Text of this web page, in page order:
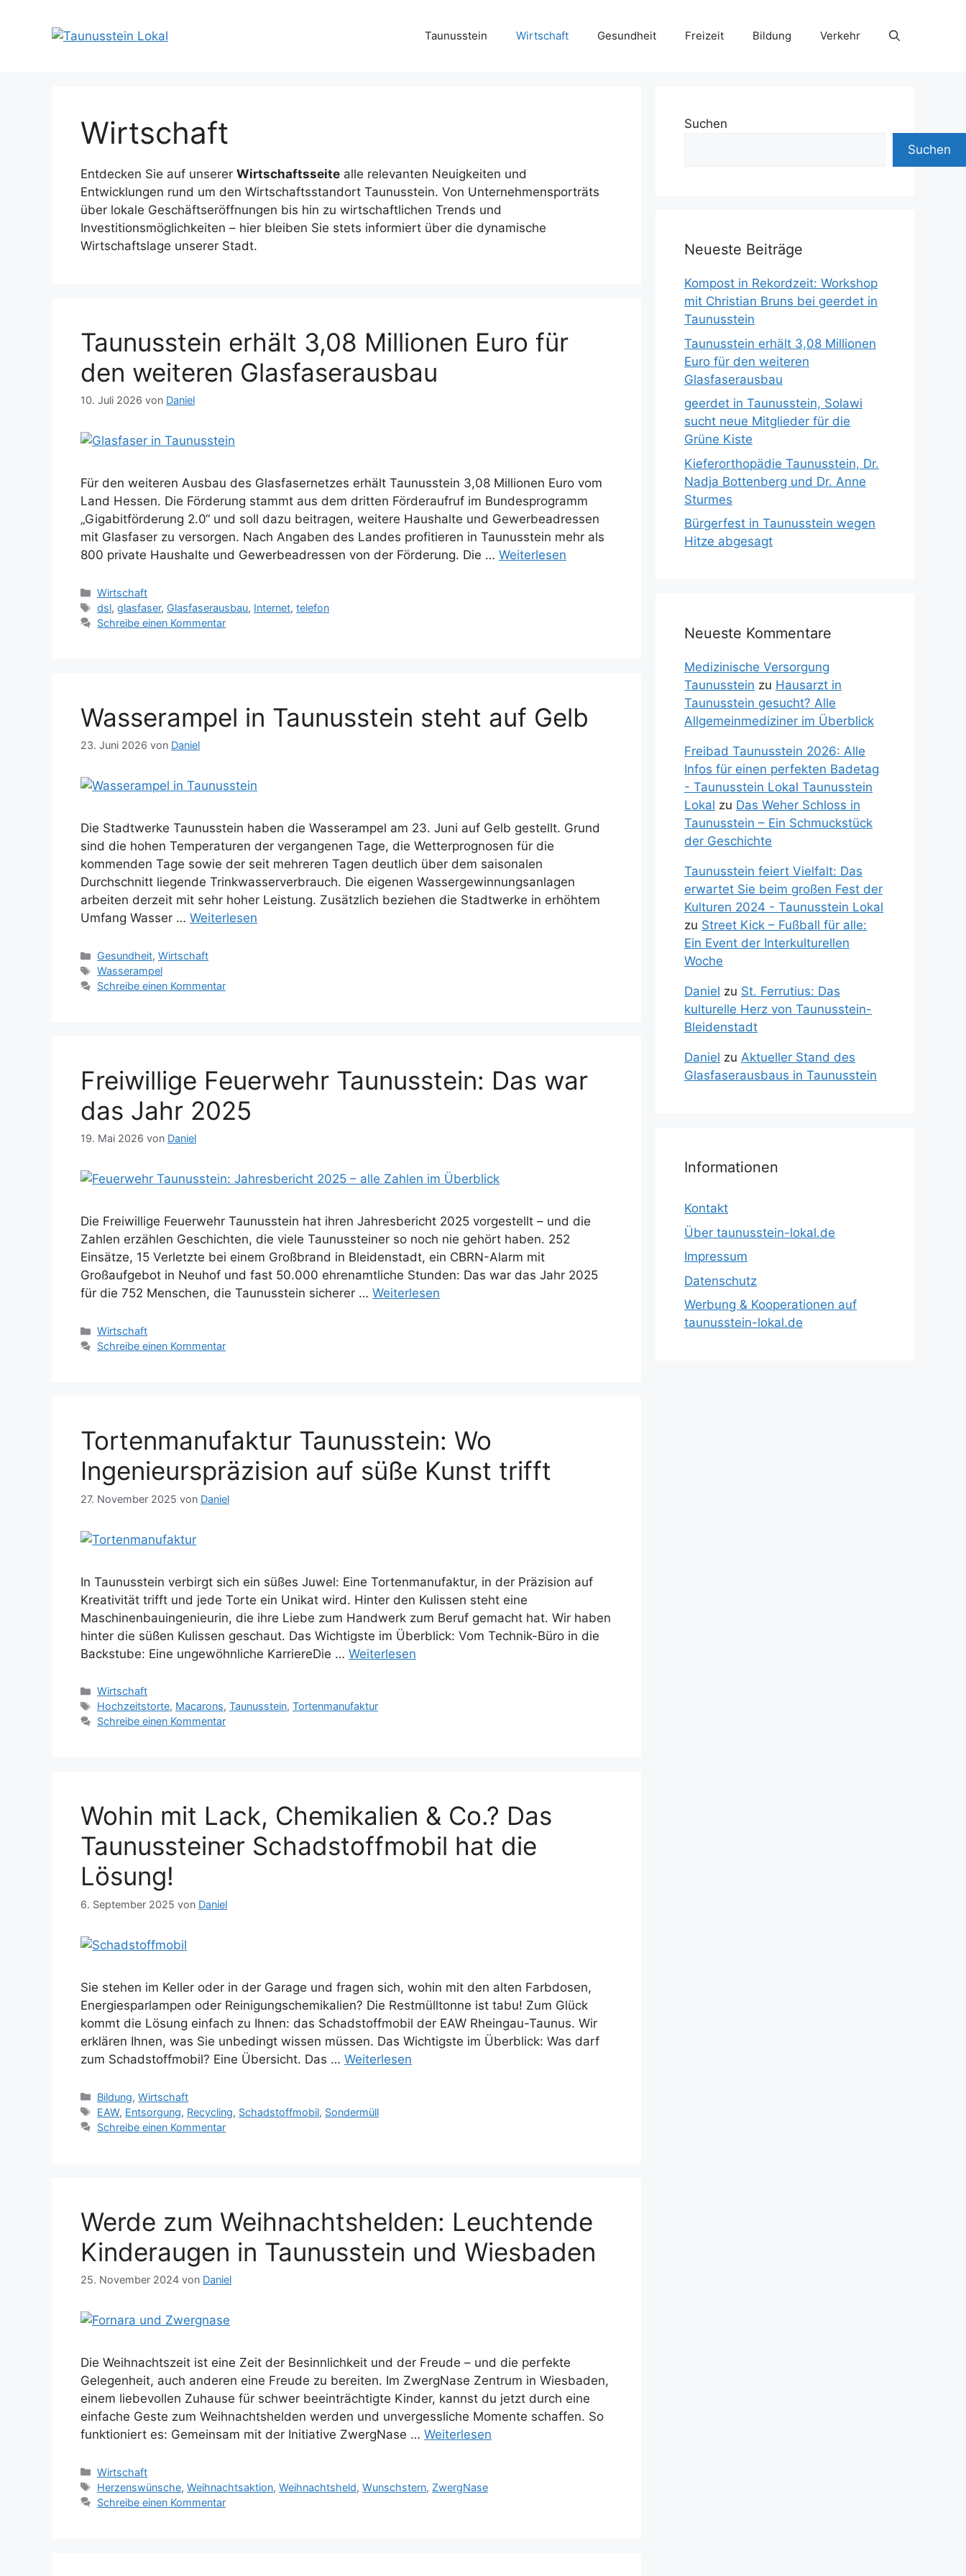
Taunusstein Wirtschaft Gesundheit Freizeit Bildung Verkehr
Wirtschaft
Entdecken Sie auf unserer Wirtschaftsseite alle relevanten Neuigkeiten und
Entwicklungen rund um den Wirtschaftsstandort Taunusstein. Von Unternehmensporträts
über lokale Geschäftseröffnungen bis hin zu wirtschaftlichen Trends und
Investitionsmöglichkeiten – hier bleiben Sie stets informiert über die dynamische
Wirtschaftslage unserer Stadt.
Taunusstein erhält 3,08 Millionen Euro für
den weiteren Glasfaserausbau
10. Juli 2026 von Daniel
Für den weiteren Ausbau des Glasfasernetzes erhält Taunusstein 3,08 Millionen Euro vom
Land Hessen. Die Förderung stammt aus dem dritten Förderaufruf im Bundesprogramm
„Gigabitförderung 2.0“ und soll dazu beitragen, weitere Haushalte und Gewerbeadressen
mit Glasfaser zu versorgen. Nach Angaben des Landes profitieren in Taunusstein mehr als
800 private Haushalte und Gewerbeadressen von der Förderung. Die … Weiterlesen
Kategorien
Wirtschaft
Schlagwörter
dsl,glasfaser, Glasfaserausbau, Internet,telefon
Schreibe einen Kommentar
Wasserampel in Taunusstein steht auf Gelb
23. Juni 2026 von Daniel
Die Stadtwerke Taunusstein haben die Wasserampel am 23. Juni auf Gelb gestellt. Grund
sind die hohen Temperaturen der vergangenen Tage, die Wetterprognosen für die
kommenden Tage sowie der seit mehreren Tagen deutlich über dem saisonalen
Durchschnitt liegende Trinkwasserverbrauch. Die eigenen Wassergewinnungsanlagen
arbeiten derzeit mit sehr hoher Leistung. Zusätzlich beziehen die Stadtwerke in erhöhtem
Umfang Wasser … Weiterlesen
Kategorien
Gesundheit,Wirtschaft
Schlagwörter
Wasserampel
Schreibe einen Kommentar
Freiwillige Feuerwehr Taunusstein: Das war
das Jahr 2025
19. Mai 2026 von Daniel
Die Freiwillige Feuerwehr Taunusstein hat ihren Jahresbericht 2025 vorgestellt – und die
Zahlen erzählen Geschichten, die viele Taunussteiner so noch nie gehört haben. 252
Einsätze, 15 Verletzte bei einem Großbrand in Bleidenstadt, ein CBRN-Alarm mit
Großaufgebot in Neuhof und fast 50.000 ehrenamtliche Stunden: Das war das Jahr 2025
für die 752 Menschen, die Taunusstein sicherer … Weiterlesen
Kategorien
Wirtschaft
Schreibe einen Kommentar
Tortenmanufaktur Taunusstein: Wo
Ingenieurspräzision auf süße Kunst trifft
27. November 2025 von Daniel
In Taunusstein verbirgt sich ein süßes Juwel: Eine Tortenmanufaktur, in der Präzision auf
Kreativität trifft und jede Torte ein Unikat wird. Hinter den Kulissen steht eine
Maschinenbauingenieurin, die ihre Liebe zum Handwerk zum Beruf gemacht hat. Wir haben
hinter die süßen Kulissen geschaut. Das Wichtigste im Überblick: Vom Technik-Büro in die
Backstube: Eine ungewöhnliche KarriereDie … Weiterlesen
Kategorien
Wirtschaft
Schlagwörter
Hochzeitstorte, Macarons,Taunusstein,Tortenmanufaktur
Schreibe einen Kommentar
Wohin mit Lack, Chemikalien & Co.? Das
Taunussteiner Schadstoffmobil hat die
Lösung!
6. September 2025 von Daniel
Sie stehen im Keller oder in der Garage und fragen sich, wohin mit den alten Farbdosen,
Energiesparlampen oder Reinigungschemikalien? Die Restmülltonne ist tabu! Zum Glück
kommt die Lösung einfach zu Ihnen: das Schadstoffmobil der EAW Rheingau-Taunus. Wir
erklären Ihnen, was Sie unbedingt wissen müssen. Das Wichtigste im Überblick: Was darf
zum Schadstoffmobil? Eine Übersicht. Das … Weiterlesen
Kategorien
Bildung,Wirtschaft
Schlagwörter
EAW, Entsorgung, Recycling, Schadstoffmobil, Sondermüll
Schreibe einen Kommentar
Werde zum Weihnachtshelden: Leuchtende
Kinderaugen in Taunusstein und Wiesbaden
25. November 2024 von Daniel
Die Weihnachtszeit ist eine Zeit der Besinnlichkeit und der Freude – und die perfekte
Gelegenheit, auch anderen eine Freude zu bereiten. Im ZwergNase Zentrum in Wiesbaden,
einem liebevollen Zuhause für schwer beeinträchtigte Kinder, kannst du jetzt durch eine
einfache Geste zum Weihnachtshelden werden und unvergessliche Momente schaffen. So
funktioniert es: Gemeinsam mit der Initiative ZwergNase … Weiterlesen
Kategorien
Wirtschaft
Schlagwörter
Herzenswünsche,Weihnachtsaktion,Weihnachtsheld,Wunschstern, ZwergNase
Schreibe einen Kommentar
Suchen
Suchen
Neueste Beiträge
Kompost in Rekordzeit: Workshop
mit Christian Bruns bei geerdet in
Taunusstein
Taunusstein erhält 3,08 Millionen
Euro für den weiteren
Glasfaserausbau
geerdet in Taunusstein, Solawi
sucht neue Mitglieder für die
Grüne Kiste
Kieferorthopädie Taunusstein, Dr.
Nadja Bottenberg und Dr. Anne
Sturmes
Bürgerfest in Taunusstein wegen
Hitze abgesagt
Neueste Kommentare
Medizinische Versorgung
Taunusstein zu Hausarzt in
Taunusstein gesucht? Alle
Allgemeinmediziner im Überblick
Freibad Taunusstein 2026: Alle
Infos für einen perfekten Badetag
- Taunusstein Lokal Taunusstein
Lokal zu Das Weher Schloss in
Taunusstein – Ein Schmuckstück
der Geschichte
Taunusstein feiert Vielfalt: Das
erwartet Sie beim großen Fest der
Kulturen 2024 - Taunusstein Lokal
zu Street Kick – Fußball für alle:
Ein Event der Interkulturellen
Woche
Daniel zu St. Ferrutius: Das
kulturelle Herz von Taunusstein-
Bleidenstadt
Daniel zu Aktueller Stand des
Glasfaserausbaus in Taunusstein
Informationen
Kontakt
Über taunusstein-lokal.de
Impressum
Datenschutz
Werbung & Kooperationen auf
taunusstein-lokal.de